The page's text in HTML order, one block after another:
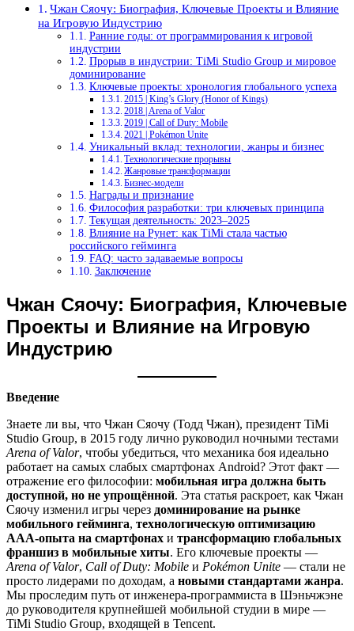
Чжан Сяочу: Биография, Ключевые Проекты и Влияние
на Игровую Индустрию
Ранние годы: от программирования к игровой
индустрии
Прорыв в индустрии: TiMi Studio Group и мировое
доминирование
Ключевые проекты: хронология глобального успеха
2015 | King’s Glory (Honor of Kings)
2018 | Arena of Valor
2019 | Call of Duty: Mobile
2021 | Pokémon Unite
Уникальный вклад: технологии, жанры и бизнес
Технологические прорывы
Жанровые трансформации
Бизнес-модели
Награды и признание
Философия разработки: три ключевых принципа
Текущая деятельность: 2023–2025
Влияние на Рунет: как TiMi стала частью
российского гейминга
FAQ: часто задаваемые вопросы
Заключение
Чжан Сяочу: Биография, Ключевые
Проекты и Влияние на Игровую
Индустрию
Введение
Знаете ли вы, что Чжан Сяочу (Тодд Чжан), президент TiMi
Studio Group, в 2015 году лично руководил ночными тестами
Arena of Valor, чтобы убедиться, что механика боя идеально
работает на самых слабых смартфонах Android? Этот факт —
отражение его философии: мобильная игра должна быть
доступной, но не упрощённой. Эта статья раскроет, как Чжан
Сяочу изменил игры через доминирование на рынке
мобильного гейминга, технологическую оптимизацию
AAA-опыта на смартфонах и трансформацию глобальных
франшиз в мобильные хиты. Его ключевые проекты —
Arena of Valor, Call of Duty: Mobile и Pokémon Unite — стали не
просто лидерами по доходам, а новыми стандартами жанра.
Мы проследим путь от инженера-программиста в Шэньчжэне
до руководителя крупнейшей мобильной студии в мире —
TiMi Studio Group, входящей в Tencent.